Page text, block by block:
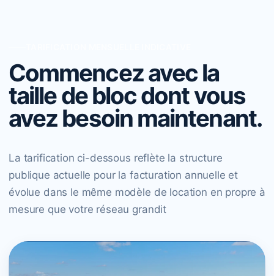
Commencez avec la
taille de bloc dont vous
avez besoin maintenant.
La tarification ci-dessous reflète la structure
publique actuelle pour la facturation annuelle et
évolue dans le même modèle de location en propre à
mesure que votre réseau grandit